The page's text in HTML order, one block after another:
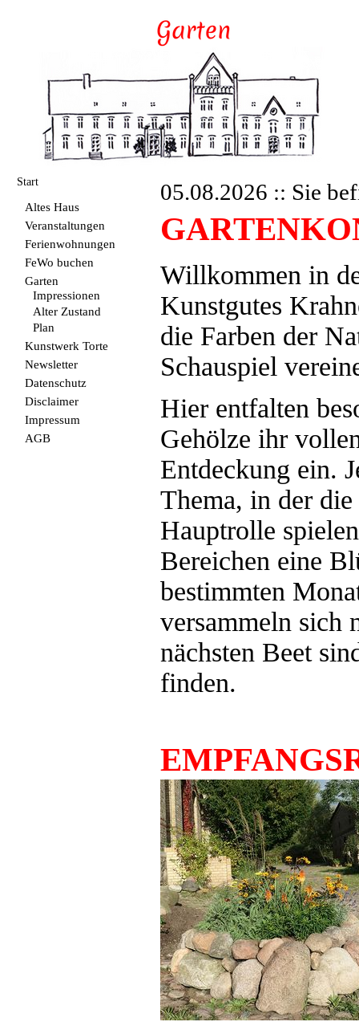
Start
Altes Haus
Veranstaltungen
Ferienwohnungen
FeWo buchen
Garten
Impressionen
Alter Zustand
Plan
Kunstwerk Torte
Newsletter
Datenschutz
Disclaimer
Impressum
AGB
05.08.2026 :: Sie
Willkommen in
Kunstgutes
die Farben der
Schauspiel
Hier entfalten
Gehölze ihr
Entdeckung ein.
Thema, in der
Hauptrolle
Bereichen eine
bestimmten
versammeln sich
nächsten Beet
finden.